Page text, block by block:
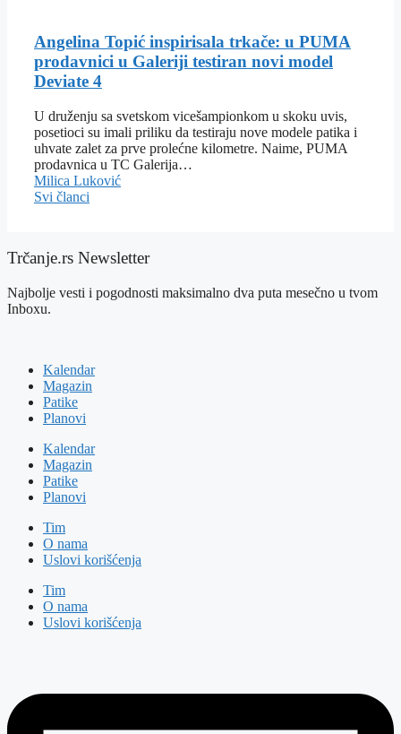
Angelina Topić inspirisala trkače: u PUMA
prodavnici u Galeriji testiran novi model
Deviate 4
U druženju sa svetskom vicešampionkom u skoku uvis,
posetioci su imali priliku da testiraju nove modele patika i
uhvate zalet za prve prolećne kilometre. Naime, PUMA
prodavnica u TC Galerija…
Milica Luković
Svi članci
Trčanje.rs Newsletter
Najbolje vesti i pogodnosti maksimalno dva puta mesečno u tvom
Inboxu.
Kalendar
Magazin
Patike
Planovi
Kalendar
Magazin
Patike
Planovi
Tim
O nama
Uslovi korišćenja
Tim
O nama
Uslovi korišćenja